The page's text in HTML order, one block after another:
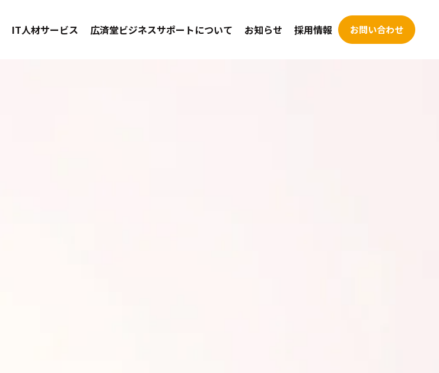
IT人材サービス 広済堂ビジネスサポートについて お知らせ 採用情報 お問い合わせ